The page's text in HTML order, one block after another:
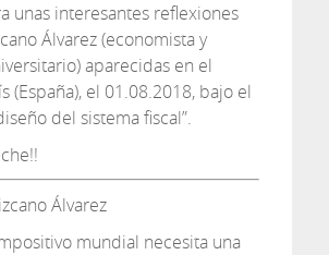
unas interesantes reflexiones
Álvarez (economista y
aparecidas en el
(España), el 01.08.2018, bajo el
del sistema fiscal”.
Álvarez
mundial necesita una